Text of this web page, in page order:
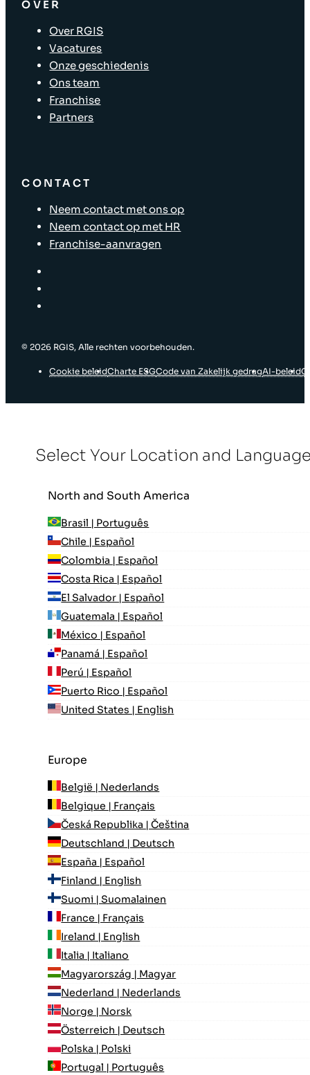
OVER
Over RGIS
Vacatures
Onze geschiedenis
Ons team
Franchise
Partners
CONTACT
Neem contact met ons op
Neem contact op met HR
Franchise-aanvragen
© ‎2026 RGIS, Alle rechten voorbehouden.
Cookie beleidCharte ESGCode van Zakelijk gedragAI-beleid
Select Your Location and
North and South America
Brasil | Português
Chile | Español
Colombia | Español
Costa Rica | Español
El Salvador | Español
Guatemala | Español
México | Español
Panamá | Español
Perú | Español
Puerto Rico | Español
United States | English
Europe
België | Nederlands
Belgique | Français
Česká Republika | Čeština
Deutschland | Deutsch
España | Español
Finland | English
Suomi | Suomalainen
France | Français
Ireland | English
Italia | Italiano
Magyarország | Magyar
Nederland | Nederlands
Norge | Norsk
Österreich | Deutsch
Polska | Polski
Portugal | Português